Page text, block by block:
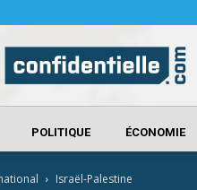
POLITIQUE ÉCONOMIE
Israël-Palestine